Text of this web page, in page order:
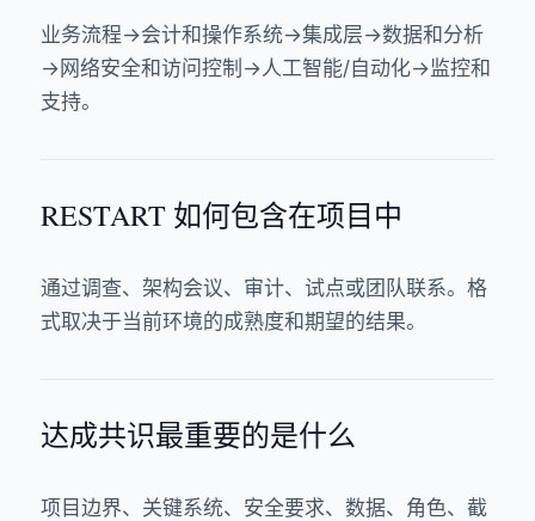
业务流程→会计和操作系统→集成层→数据和分析
→网络安全和访问控制→人工智能/自动化→监控和
支持。
RESTART 如何包含在项目中
通过调查、架构会议、审计、试点或团队联系。格
式取决于当前环境的成熟度和期望的结果。
达成共识最重要的是什么
项目边界、关键系统、安全要求、数据、角色、截